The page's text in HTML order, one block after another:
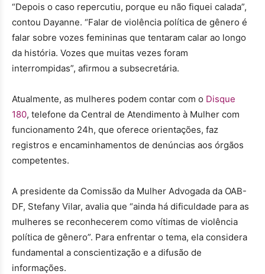
“Depois o caso repercutiu, porque eu não fiquei calada”,
contou Dayanne. “Falar de violência política de gênero é
falar sobre vozes femininas que tentaram calar ao longo
da história. Vozes que muitas vezes foram
interrompidas”, afirmou a subsecretária.
Atualmente, as mulheres podem contar com o Disque
180, telefone da Central de Atendimento à Mulher com
funcionamento 24h, que oferece orientações, faz
registros e encaminhamentos de denúncias aos órgãos
competentes.
A presidente da Comissão da Mulher Advogada da OAB-
DF, Stefany Vilar, avalia que “ainda há dificuldade para as
mulheres se reconhecerem como vítimas de violência
política de gênero”. Para enfrentar o tema, ela considera
fundamental a conscientização e a difusão de
informações.